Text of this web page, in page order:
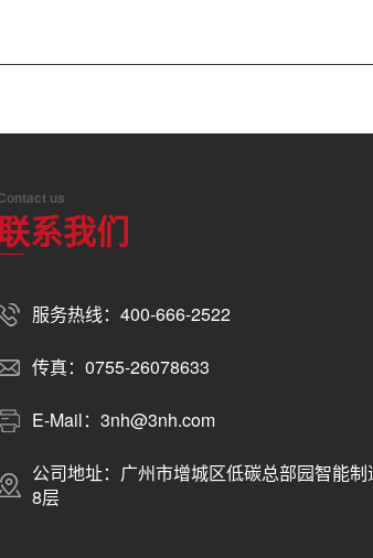
us
系我们
服务热线：400-666-2522
传真：0755-26078633
E-Mail：3nh@3nh.com
公司地址：广州市增城区低碳总部园智能制
8层